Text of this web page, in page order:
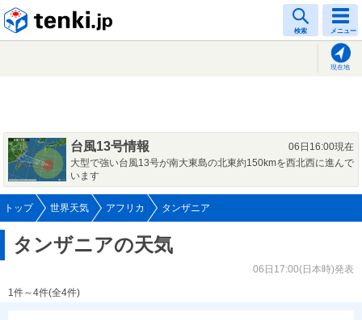
検索 メニュー
現在地
台風13号情報
06日16:00現在
大型で強い台風13号が南大東島の北東約150kmを西北西に進んで
います
トップ 世界天気 アフリカ タンザニア
タンザニアの天気
06日17:00(日本時)発表
1件～4件(全4件)